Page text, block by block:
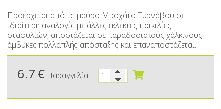
Κεραλοιφές
Set Καλλυντικών
Αλμυρά snacks
Τουρσιά
Ελαιόλαδο
Αλάτι
Προέρχεται από το μαύρο Μοσχάτο Τυρνάβου σε
ιδιαίτερη αναλογία με άλλες εκλεκτές ποικιλίες
σταφυλιών, αποστάζεται σε παραδοσιακούς χάλκινους
άμβυκες πολλαπλής απόσταξης και επαναποστάζεται.
6.7 € Παραγγελία